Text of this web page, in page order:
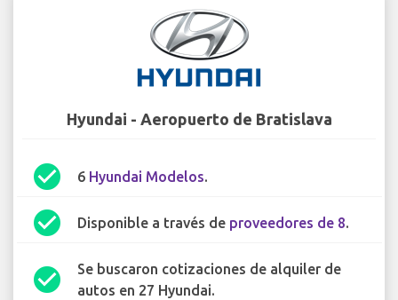
Hyundai - Aeropuerto de Bratislava
check_circle 6 Hyundai Modelos.
check_circle Disponible a través de proveedores de 8.
check_circle
Se buscaron cotizaciones de alquiler de
autos en 27 Hyundai.